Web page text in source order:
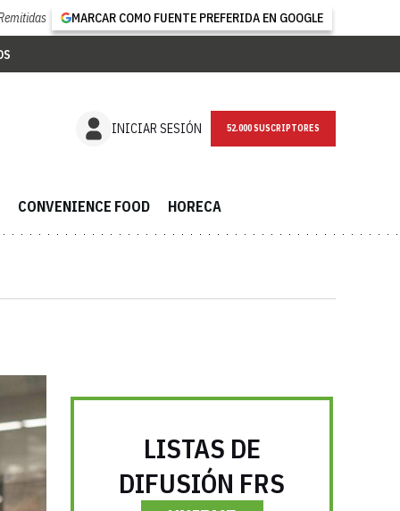
MARCAR COMO FUENTE PREFERIDA EN GOOGLE
INICIAR SESIÓN NEWSLETTER
CONVENIENCE FOOD HORECA
LISTAS DE
DIFUSIÓN FRS